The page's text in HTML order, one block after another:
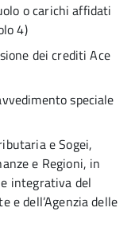
o carichi affidati
4)
dei crediti Ace
speciale
e Sogei,
e Regioni, in
integrativa del
e dell’Agenzia delle